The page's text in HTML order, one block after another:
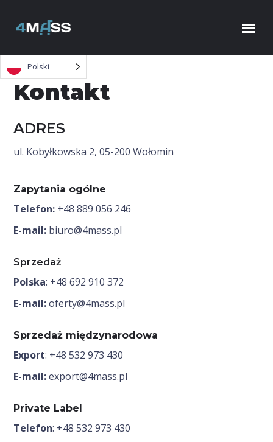
Kontakt
ADRES
ul. Kobyłkowska 2,05-200 Wołomin
Zapytania ogólne
Telefon: +48 889 056 246
E-mail: biuro@4mass.pl
Sprzedaż
Polska: +48 692 910 372
E-mail:oferty@4mass.pl
Sprzedaż międzynarodowa
Export: +48 532 973 430
E-mail:export@4mass.pl
Private Label
Telefon: +48 532 973 430
Polski